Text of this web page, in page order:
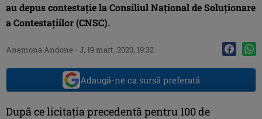
au depus contestație la Consiliul Național de Soluționare
a Contestațiilor (CNSC).
Anemona Andone - J, 19 mart. 2020, 19:32
Adaugă-ne ca sursă preferată
După ce licitația precedentă pentru 100 de